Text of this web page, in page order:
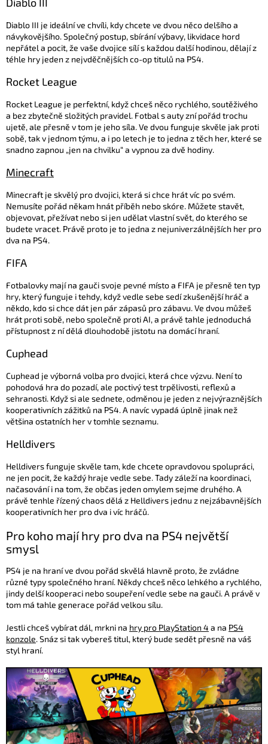
Diablo III je ideální ve chvíli, kdy chcete ve dvou něco delšího a
návykovějšího. Společný postup, sbírání výbavy, likvidace hord
nepřátel a pocit, že vaše dvojice sílí s každou další hodinou, dělají z
téhle hry jeden z nejvděčnějších co-op titulů na PS4.
Rocket League
Rocket League je perfektní, když chceš něco rychlého, soutěživého
a bez zbytečně složitých pravidel. Fotbal s auty zní pořád trochu
ujetě, ale přesně v tom je jeho síla. Ve dvou funguje skvěle jak proti
sobě, tak v jednom týmu, a i po letech je to jedna z těch her, které se
snadno zapnou „jen na chvilku“ a vypnou za dvě hodiny.
Minecraft
Minecraft je skvělý pro dvojici, která si chce hrát víc po svém.
Nemusíte pořád někam hnát příběh nebo skóre. Můžete stavět,
objevovat, přežívat nebo si jen udělat vlastní svět, do kterého se
budete vracet. Právě proto je to jedna z nejuniverzálnějších her pro
dva na PS4.
FIFA
Fotbalovky mají na gauči svoje pevné místo a FIFA je přesně ten typ
hry, který funguje i tehdy, když vedle sebe sedí zkušenější hráč a
někdo, kdo si chce dát jen pár zápasů pro zábavu. Ve dvou můžeš
hrát proti sobě, nebo společně proti AI, a právě tahle jednoduchá
přístupnost z ní dělá dlouhodobě jistotu na domácí hraní.
Cuphead
Cuphead je výborná volba pro dvojici, která chce výzvu. Není to
pohodová hra do pozadí, ale poctivý test trpělivosti, reflexů a
sehranosti. Když si ale sednete, odměnou je jeden z nejvýraznějších
kooperativních zážitků na PS4. A navíc vypadá úplně jinak než
většina ostatních her v tomhle seznamu.
Helldivers
Helldivers funguje skvěle tam, kde chcete opravdovou spolupráci,
ne jen pocit, že každý hraje vedle sebe. Tady záleží na koordinaci,
načasování i na tom, že občas jeden omylem sejme druhého. A
právě tenhle řízený chaos dělá z Helldivers jednu z nejzábavnějších
kooperativních her pro dva i víc hráčů.
Pro koho mají hry pro dva na PS4 největší
smysl
PS4 je na hraní ve dvou pořád skvělá hlavně proto, že zvládne
různé typy společného hraní. Někdy chceš něco lehkého a rychlého,
jindy delší kooperaci nebo soupeření vedle sebe na gauči. A právě v
tom má tahle generace pořád velkou sílu.
Jestli chceš vybírat dál, mrkni na hry pro PlayStation 4 a na PS4
konzole. Snáz si tak vybereš titul, který bude sedět přesně na váš
styl hraní.